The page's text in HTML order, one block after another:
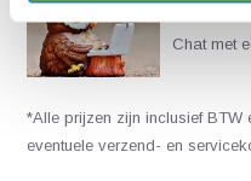
Chat met
*Alle prijzen zijn inclusief BTW
eventuele verzend- en